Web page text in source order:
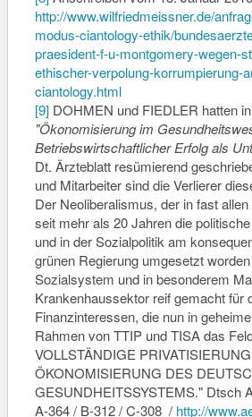
http://www.wilfriedmeissner.de/
modus-ciantology-ethik/
praesident-f-u-montgomery-wegen-
ethischer-verpolung-korrumpierung-
ciantology.html
[9]DOHMEN und FIEDLER hatten
"Ökonomisierung im
Betriebswirtschaftlicher Erfolg als
Dt. Ärzteblatt resümierend
und Mitarbeiter sind die Verlierer
Der Neoliberalismus, der in fast
seit mehr als 20 Jahren die
und in der Sozialpolitik am
grünen Regierung umgesetzt
Sozialsystem und in besonderem
Krankenhaussektor reif gemacht für
Finanzinteressen, die nun in
Rahmen von TTIP und TISA das
VOLLSTÄNDIGE
ÖKONOMISIERUNG DES
GESUNDHEITSSYSTEMS." Dtsch
A-364 / B-312 / C-308 / http://